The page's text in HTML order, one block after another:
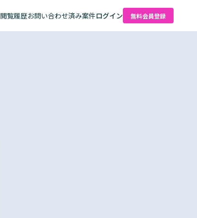
閲覧履歴お問い合わせ済み案件ログイン 無料会員登録